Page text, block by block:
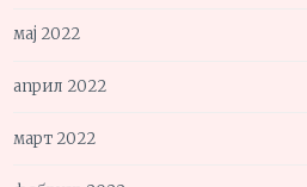
мај 2022
април 2022
март 2022